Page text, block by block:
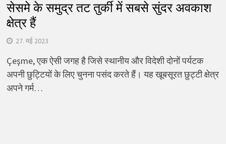
सेसमे के समुद्र तट तुर्की में सबसे सुंदर अवकाश
क्षेत्र हैं
27. मई 2023
Çeşme, एक ऐसी जगह है जिसे स्थानीय और विदेशी दोनों पर्यटक
अपनी छुट्टियों के लिए चुनना पसंद करते हैं। यह खूबसूरत छुट्टी क्षेत्र
अपने गर्म…